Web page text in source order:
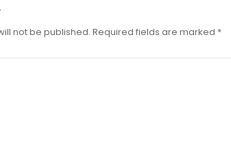
not be published. Required fields are marked *